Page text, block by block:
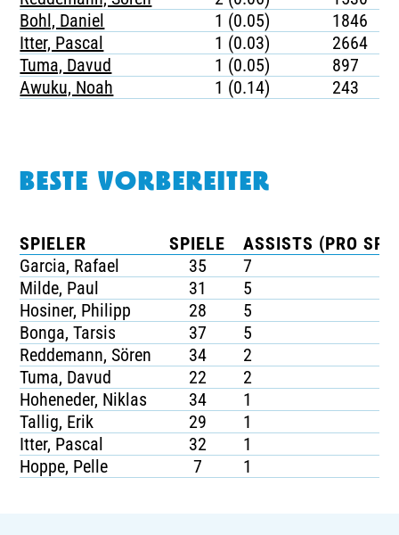
Bohl, Daniel
1 (0.05)
1846
Itter, Pascal
1 (0.03)
2664
Tuma, Davud
1 (0.05)
897
Awuku, Noah
1 (0.14) 243
BESTE VORBEREITER
SPIELER SPIELE
ASSISTS (PRO
Garcia, Rafael
35
7
Milde, Paul
31
5
Hosiner, Philipp
28
5
Bonga, Tarsis
37
5
Reddemann, Sören
34
2
Tuma, Davud
22
2
Hoheneder, Niklas
34
1
Tallig, Erik
29
1
Itter, Pascal
32
1
Hoppe, Pelle
7 1